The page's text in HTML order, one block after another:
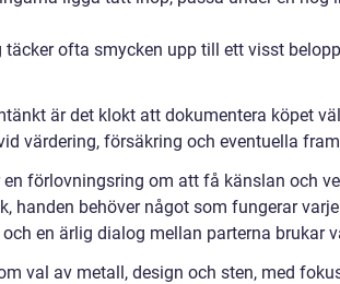
ofta smycken upp till ett visst
är det klokt att dokumentera köpet
värdering, försäkring och eventuella
förlovningsring om att få känslan och
handen behöver något som fungerar
en ärlig dialog mellan parterna brukar
val av metall, design och sten, med